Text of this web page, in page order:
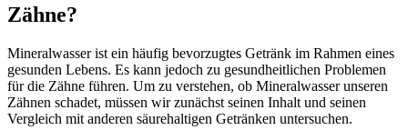
Zähne?
Mineralwasser ist ein häufig bevorzugtes Getränk im Rahmen eines
gesunden Lebens. Es kann jedoch zu gesundheitlichen Problemen
für die Zähne führen. Um zu verstehen, ob Mineralwasser unseren
Zähnen schadet, müssen wir zunächst seinen Inhalt und seinen
Vergleich mit anderen säurehaltigen Getränken untersuchen.